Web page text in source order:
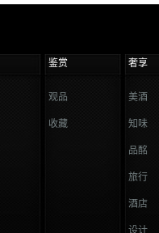
鉴赏 奢享
观品
收藏
美酒
知味
品酩
旅行
酒店
设计